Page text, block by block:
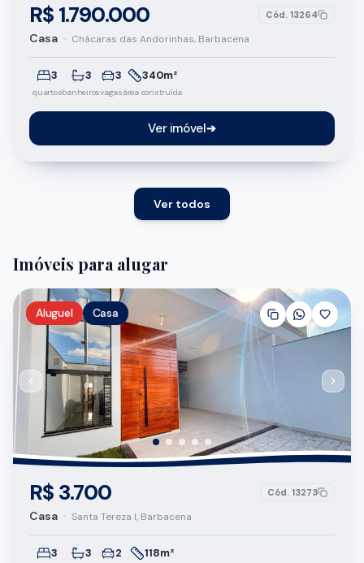
R$ 1.790.000 Cód. 13264
Casa • Chácaras das Andorinhas, Barbacena
3
quartos
3
banheiros
3
vagas
340m²
área construída
Ver imóvel➔
Ver todos
Imóveis para alugar
Aluguel Casa
R$ 3.700 Cód. 13273
Casa • Santa Tereza I, Barbacena
3 3 2 118m²